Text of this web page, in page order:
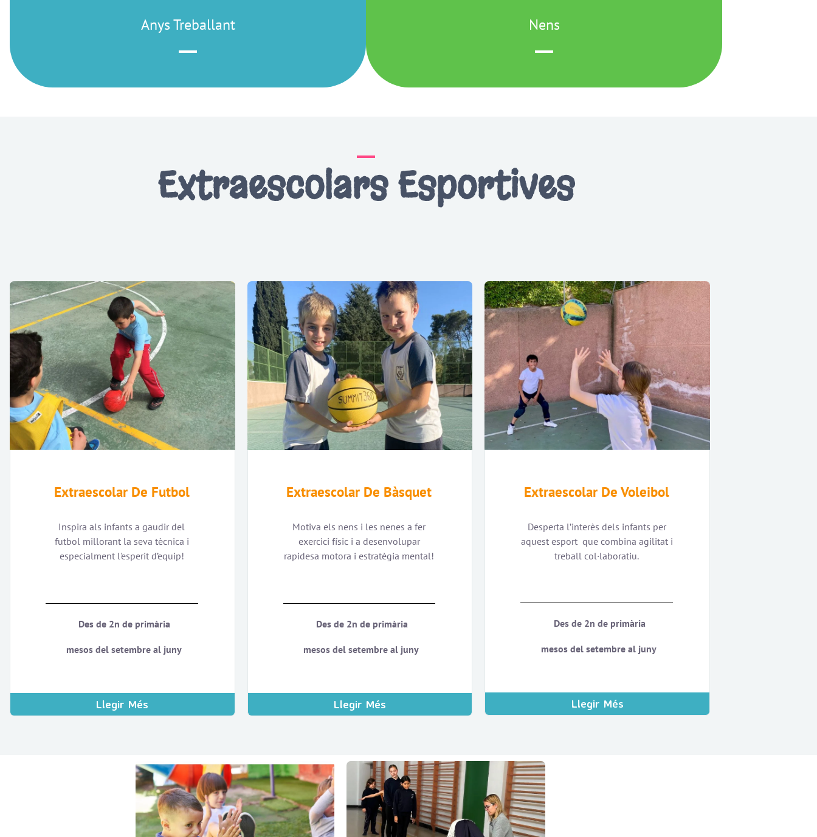
Anys Treballant Nens
Extraescolars Esportives
Extraescolar De Futbol
Inspira als infants a gaudir del
futbol millorant la seva tècnica i
especialment l'esperit d’equip!
Des de 2n de primària
mesos del setembre al juny
Llegir Més
Extraescolar De Bàsquet
Motiva els nens i les nenes a fer
exercici físic i a desenvolupar
rapidesa motora i estratègia mental!
Des de 2n de primària
mesos del setembre al juny
Llegir Més
Extraescolar De Voleibol
Desperta l’interès dels infants per
aquest esport que combina agilitat i
treball col·laboratiu.
Des de 2n de primària
mesos del setembre al juny
Llegir Més